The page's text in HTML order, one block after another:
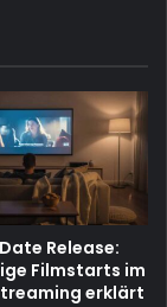
Release:
Filmstarts im
erklärt